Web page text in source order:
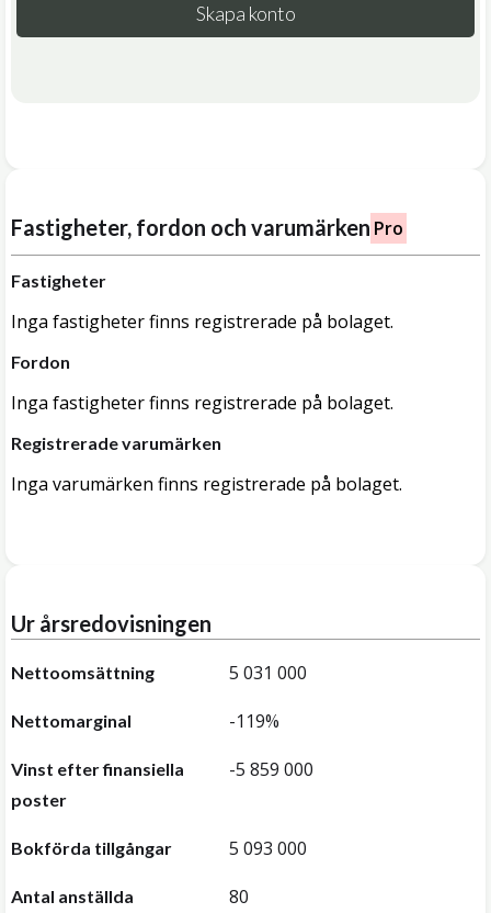
Skapa konto
Fastigheter, fordon och varumärken Pro
Fastigheter
Inga fastigheter finns registrerade på bolaget.
Fordon
Inga fastigheter finns registrerade på bolaget.
Registrerade varumärken
Inga varumärken finns registrerade på bolaget.
Ur årsredovisningen
Nettoomsättning 5 031 000
Nettomarginal -119%
Vinst efter finansiella
poster
-5 859 000
Bokförda tillgångar 5 093 000
Antal anställda 80